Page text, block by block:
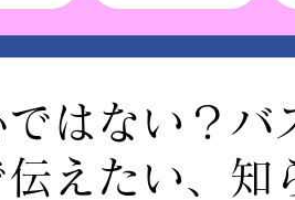
はない？バ
えたい、知